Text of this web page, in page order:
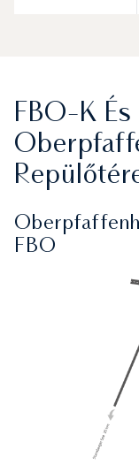
FBO-K
FBO